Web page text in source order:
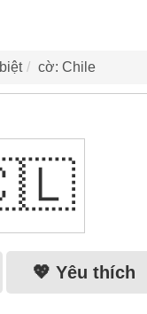
cờ: Chile
💖 Yêu thích